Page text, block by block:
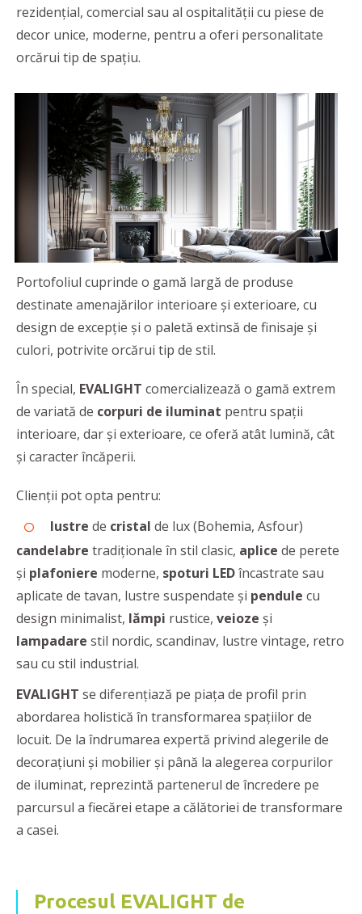
rezidenţial, comercial sau al ospitalităţii cu piese de
decor unice, moderne, pentru a oferi personalitate
orcărui tip de spaţiu.
Portofoliul cuprinde o gamă largă de produse
destinate amenajărilor interioare şi exterioare, cu
design de excepție și o paletă extinsă de finisaje și
culori, potrivite orcărui tip de stil.
În special, EVALIGHT comercializează o gamă extrem
de variată de corpuri de iluminat pentru spaţii
interioare, dar şi exterioare, ce oferă atât lumină, cât
şi caracter încăperii.
Clienții pot opta pentru:
lustre de cristal de lux (Bohemia, Asfour)
candelabre tradiționale în stil clasic, aplice de perete
și plafoniere moderne, spoturi LEDîncastrate sau
aplicate de tavan, lustre suspendate și pendule cu
design minimalist, lămpi rustice, veioze și
lampadare stil nordic, scandinav, lustre vintage, retro
sau cu stil industrial.
EVALIGHT se diferenţiază pe piaţa de profil prin
abordarea holistică în transformarea spațiilor de
locuit. De la îndrumarea expertă privind alegerile de
decorațiuni și mobilier și până la alegerea corpurilor
de iluminat, reprezintă partenerul de încredere pe
parcursul a fiecărei etape a călătoriei de transformare
a casei.
Procesul EVALIGHT de